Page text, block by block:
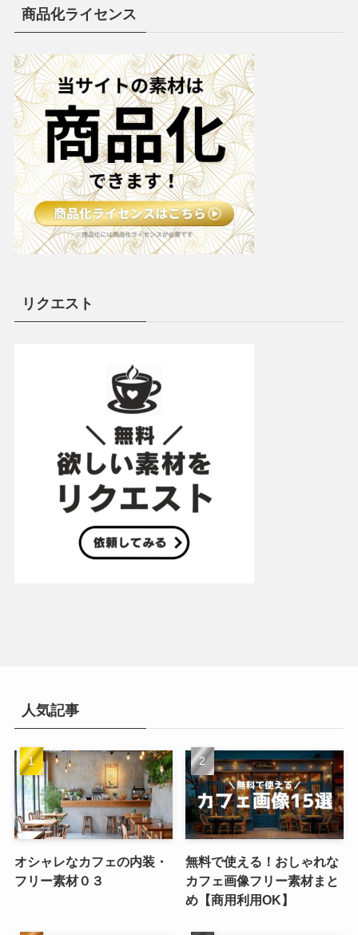
商品化ライセンス
リクエスト
人気記事
オシャレなカフェの内装・
フリー素材０３
無料で使える！おしゃれな
カフェ画像フリー素材まと
め【商用利用OK】